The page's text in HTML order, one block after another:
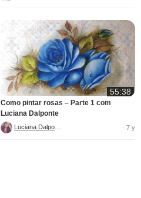
55:38
Como pintar rosas – Parte 1 com
Luciana Dalponte
· 7 y